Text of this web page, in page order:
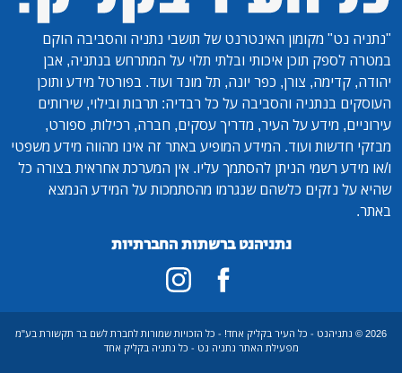
"נתניה נט" מקומון האינטרנט של תושבי נתניה והסביבה הוקם
במטרה לספק תוכן איכותי ובלתי תלוי על המתרחש בנתניה, אבן
יהודה, קדימה, צורן, כפר יונה, תל מונד ועוד. בפורטל מידע ותוכן
העוסקים בנתניה והסביבה על כל רבדיה: תרבות ובילוי, שירותים
עירוניים, מידע על העיר, מדריך עסקים, חברה, רכילות, ספורט,
מבזקי חדשות ועוד. המידע המופיע באתר זה אינו מהווה מידע משפטי
ו/או מידע רשמי הניתן להסתמך עליו. אין המערכת אחראית בצורה כל
שהיא על נזקים כלשהם שנגרמו מהסתמכות על המידע הנמצא
באתר.
נתניהנט ברשתות החברתיות
2026 © נתניהנט - כל העיר בקליק אחד! - כל הזכויות שמורות לחברת לשם בר תקשורת בע"מ
מפעילת האתר נתניה נט - כל נתניה בקליק אחד